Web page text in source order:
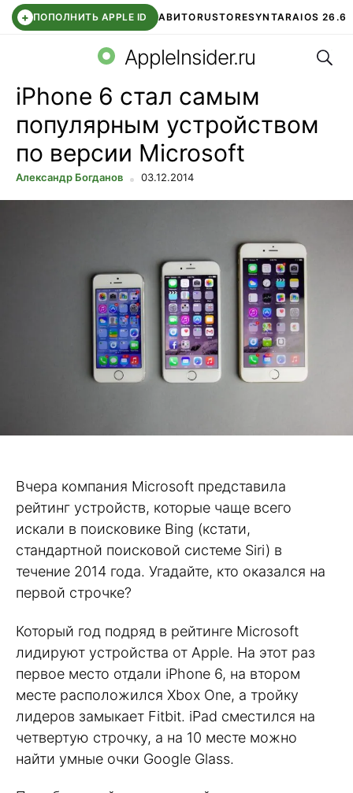
+ ПОПОЛНИТЬ APPLE ID АВИТОRUSTORESYNTARAIOS 26.6
СБЕР КИДС ЧАТ ROBLOXВТБ ОНЛАЙН
AppleInsider.ru
iPhone 6 стал самым
популярным устройством
по версии Microsoft
Александр Богданов 03.12.2014
Вчера компания Microsoft представила
рейтинг устройств, которые чаще всего
искали в поисковике Bing (кстати,
стандартной поисковой системе Siri) в
течение 2014 года. Угадайте, кто оказался на
первой строчке?
Который год подряд в рейтинге Microsoft
лидируют устройства от Apple. На этот раз
первое место отдали iPhone 6, на втором
месте расположился Xbox One, а тройку
лидеров замыкает Fitbit. iPad сместился на
четвертую строчку, а на 10 месте можно
найти умные очки Google Glass.